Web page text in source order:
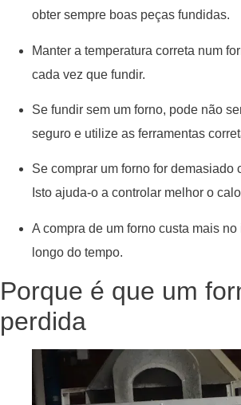
obter sempre boas peças fundidas.
Manter a temperatura correta num
cada vez que fundir.
Se fundir sem um forno, pode não
seguro e utilize as ferramentas
Se comprar um forno for demasiado
Isto ajuda-o a controlar melhor o
A compra de um forno custa mais
longo do tempo.
Porque é que um
perdida